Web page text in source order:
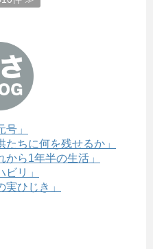
」
ちに何を残せるか」
ら1年半の生活」
リ」
ひじき」